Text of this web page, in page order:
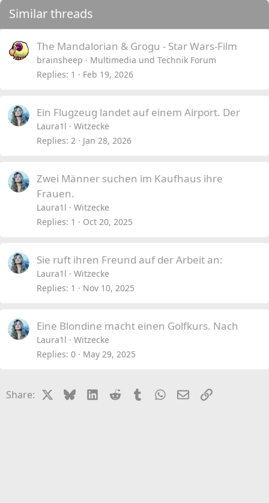
Similar threads
The Mandalorian & Grogu - Star Wars-Film
brainsheep
Multimedia und Technik Forum
Replies 1 Feb 19, 2026
Ein Flugzeug landet auf einem Airport. Der
Laura1l
Witzecke
Replies 2 Jan 28, 2026
Zwei Männer suchen im Kaufhaus ihre
Frauen.
Laura1l
Witzecke
Replies 1 Oct 20, 2025
Sie ruft ihren Freund auf der Arbeit an:
Laura1l
Witzecke
Replies 1 Nov 10, 2025
Eine Blondine macht einen Golfkurs. Nach
Laura1l
Witzecke
Replies 0 May 29, 2025
Share: BlueskyLinkedIn
Reddit TumblrWhatsApp
EmailLink